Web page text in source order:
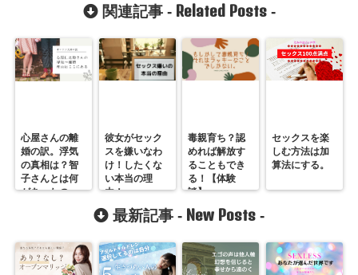
関連記事 - Related Posts-
心屋さんの離
婚の訳。浮気
の真相は？智
子さんとは何
があったの
彼女がセック
スを嫌いなわ
け！したくな
い本当の理
由！
毒親育ち？認
めれば解放す
ることもでき
る！【体験
談】
セックスを楽
しむ方法は加
算法にする。
最新記事 - New Posts -